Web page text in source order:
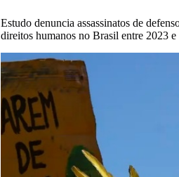
Estudo denuncia assassinatos de
direitos humanos no Brasil entre 2023 e